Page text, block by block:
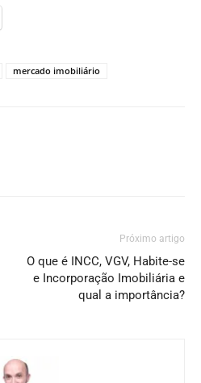
mercado imobiliário
Próximo artigo
O que é INCC, VGV, Habite-se
e Incorporação Imobiliária e
qual a importância?